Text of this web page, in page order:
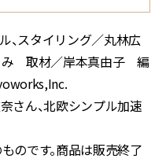
、スタイリング／丸林広
み 取材／岸本真由子 編
さん、北欧シンプル加速
のです。商品は販売終了